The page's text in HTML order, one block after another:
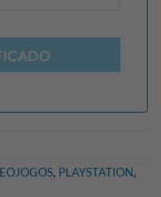
, PLAYSTATION,